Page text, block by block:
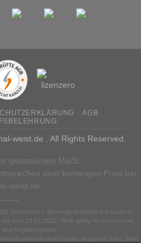
AGB
weist.de . All Rights Reserved.
gesetzlichen MwSt.
dem bisherigen Preis bei
weist.de
Gutschein* | *Einmalig einlösbar auf kardinal-
zum 15.03.2022. Nicht gültig für Gutscheine,
und Angebotspreise.
mit dem Zusatz „Angebot“ oder „Sale“